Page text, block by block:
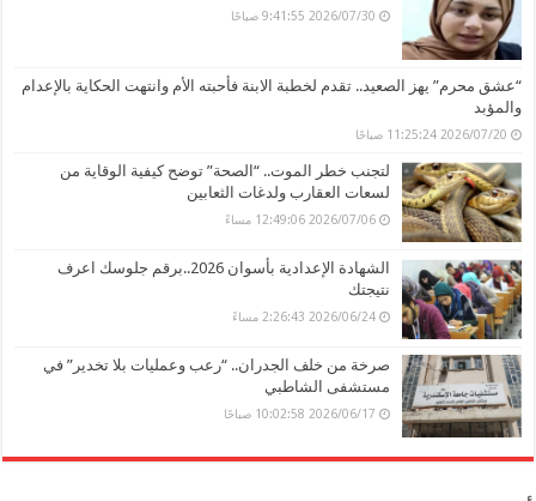
2026/07/30 9:41:55 صباحًا
“عشق محرم” يهز الصعيد.. تقدم لخطبة الابنة فأحبته الأم وانتهت الحكاية بالإعدام
والمؤبد
2026/07/20 11:25:24 صباحًا
لتجنب خطر الموت.. “الصحة” توضح كيفية الوقاية من
لسعات العقارب ولدغات الثعابين
2026/07/06 12:49:06 مساءً
الشهادة الإعدادية بأسوان 2026..برقم جلوسك اعرف
نتيجتك
2026/06/24 2:26:43 مساءً
صرخة من خلف الجدران.. “رعب وعمليات بلا تخدير” في
مستشفى الشاطبي
2026/06/17 10:02:58 صباحًا